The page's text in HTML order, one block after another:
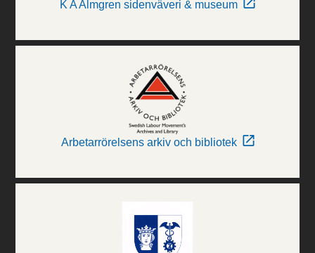
K A Almgren sidenväveri & museum
Arbetarrörelsens arkiv och bibliotek